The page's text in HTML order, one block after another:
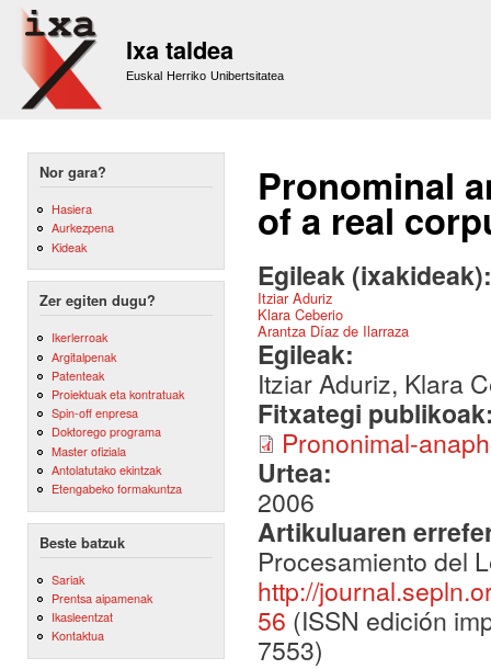
Ixa taldea
Euskal Herriko Unibertsitatea
Nor gara?
Hasiera
Aurkezpena
Kideak
Zer egiten dugu?
Ikerlerroak
Argitalpenak
Patenteak
Proiektuak eta kontratuak
Spin-off enpresa
Doktorego programa
Master ofiziala
Antolatutako ekintzak
Etengabeko formakuntza
Beste batzuk
Sariak
Prentsa aipamenak
Ikasleentzat
Kontaktua
Pronominal
of a real
Egileak
Itziar Aduriz
Klara Ceberio
Arantza Díaz de Ilarraza
Egileak:
Itziar Aduriz, Klara
Fitxategi
Prononimal-
Urtea:
2006
Artikuluaren
Procesamiento del
http://
56 (ISSN edición
7553)